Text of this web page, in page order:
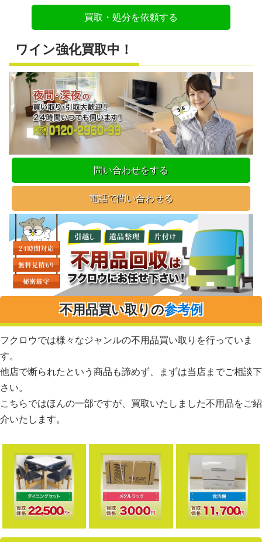
買取・処分を依頼する
ワイン強化買取中！
問い合わせをする
電話で問い合わせる
不用品買い取りの参考例
フクロウでは様々なジャンルの不用品買い取りを行っていま
す。
他店で断られたという商品も諦めず、まずは当店までご相談下
さい。
こちらではほんの一部ですが、買取いたしました不用品をご紹
介いたします。